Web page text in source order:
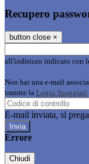
Recupero
button close ×
all'indirizzo indicato con
Non hai una e-mail
tramite la Login Spaggiari
E-mail inviata, si
Errore
Chiudi